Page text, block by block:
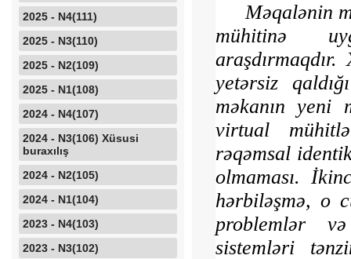
2025 - N4(111)
2025 - N3(110)
2025 - N2(109)
2025 - N1(108)
2024 - N4(107)
2024 - N3(106) Xüsusi
buraxılış
2024 - N2(105)
2024 - N1(104)
2023 - N4(103)
2023 - N3(102)
Məqalənin
mühitinə
yetərsiz
məkanın yeni
virtual
rəqəmsal
olma­ması.
hərbiləşmə, o
problemlər
sistemləri